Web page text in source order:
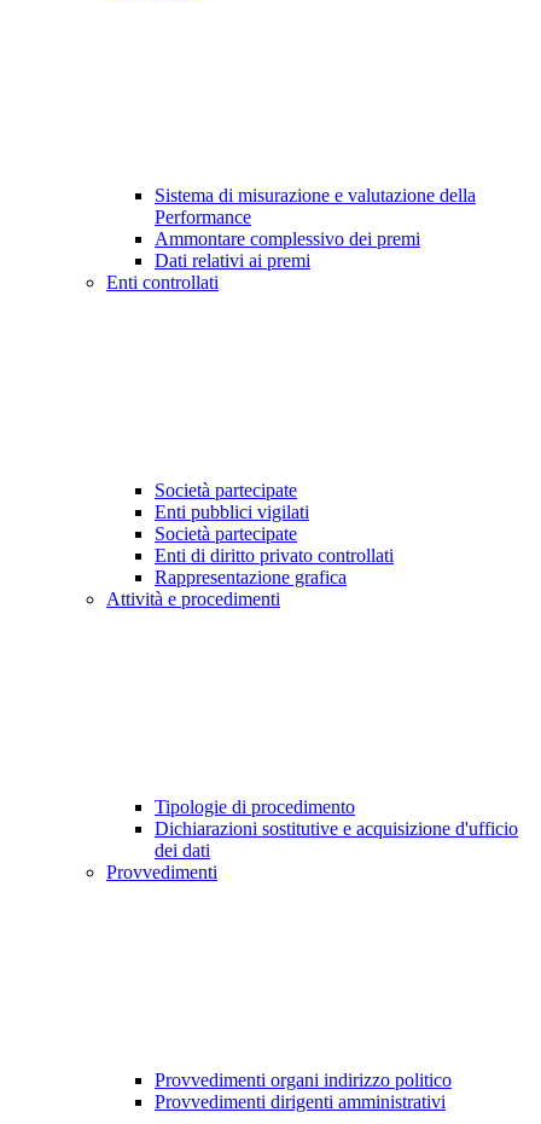
Sistema di misurazione e valutazione della
Performance
Ammontare complessivo dei premi
Dati relativi ai premi
Enti controllati
Società partecipate
Enti pubblici vigilati
Società partecipate
Enti di diritto privato controllati
Rappresentazione grafica
Attività e procedimenti
Tipologie di procedimento
Dichiarazioni sostitutive e acquisizione d'ufficio
dei dati
Provvedimenti
Provvedimenti organi indirizzo politico
Provvedimenti dirigenti amministrativi